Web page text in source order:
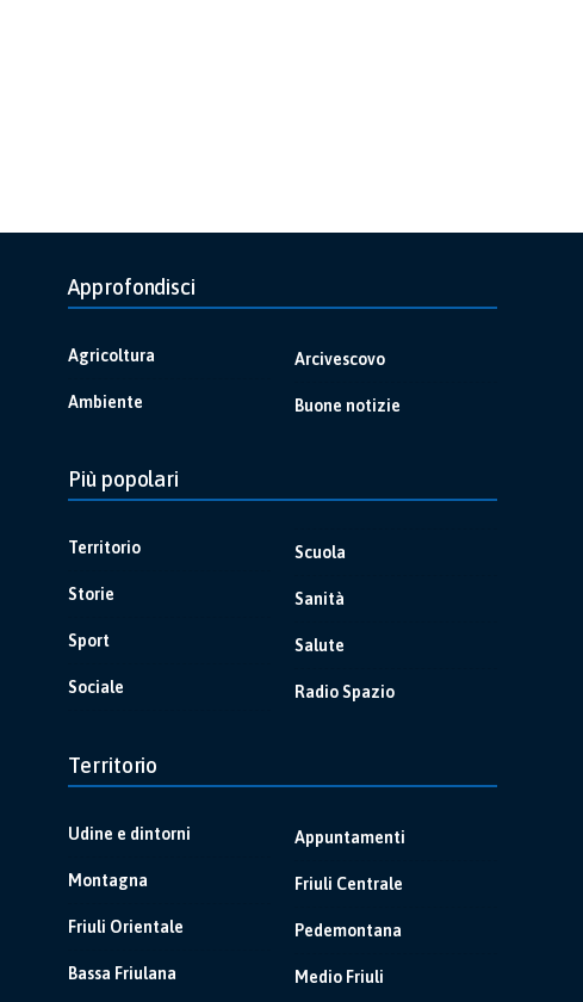
Approfondisci
Agricoltura
Ambiente
Arcivescovo
Buone notizie
Più popolari
Territorio
Storie
Sport
Sociale
Scuola
Sanità
Salute
Radio Spazio
Territorio
Udine e dintorni
Montagna
Friuli Orientale
Bassa Friulana
Appuntamenti
Friuli Centrale
Pedemontana
Medio Friuli